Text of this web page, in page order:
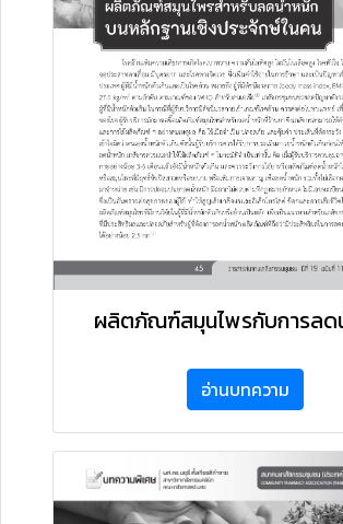
ผลิตภัณฑ์สมุนไพรกับการลด
อ่านบทความ